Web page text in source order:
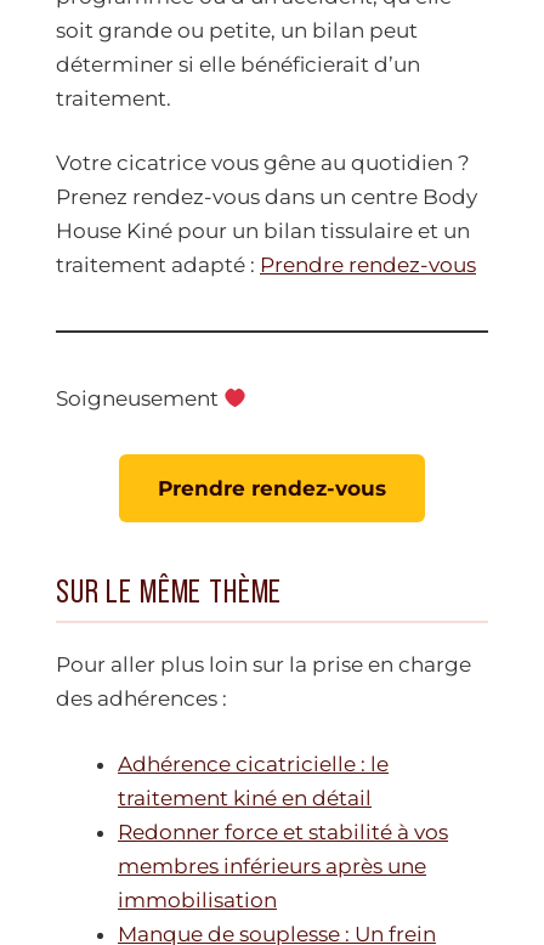
soit grande ou petite, un bilan peut
déterminer si elle bénéficierait d’un
traitement.
Votre cicatrice vous gêne au quotidien ?
Prenez rendez-vous dans un centre Body
House Kiné pour un bilan tissulaire et un
traitement adapté : Prendre rendez-vous
Soigneusement
Prendre rendez-vous
SUR LE MÊME THÈME
Pour aller plus loin sur la prise en charge
des adhérences :
Adhérence cicatricielle : le
traitement kiné en détail
Redonner force et stabilité à vos
membres inférieurs après une
immobilisation
Manque de souplesse : Un frein